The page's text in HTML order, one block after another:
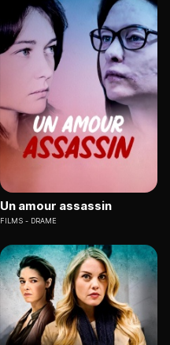
Un amour assassin
FILMS DRAME